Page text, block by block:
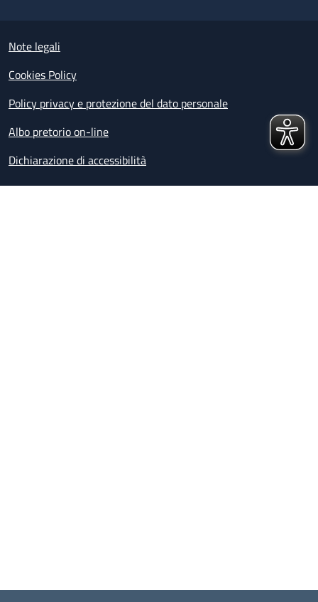
Small prints
Note legali
Cookies Policy
Policy privacy e protezione del dato personale
Albo pretorio on-line
Dichiarazione di accessibilità